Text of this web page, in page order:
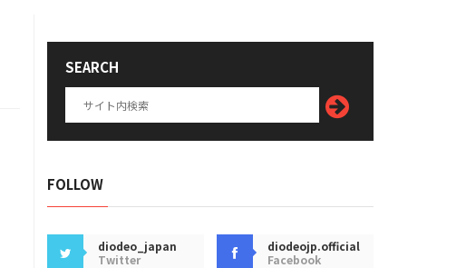
SEARCH
FOLLOW
diodeo_japan
Twitter
diodeojp.official
Facebook